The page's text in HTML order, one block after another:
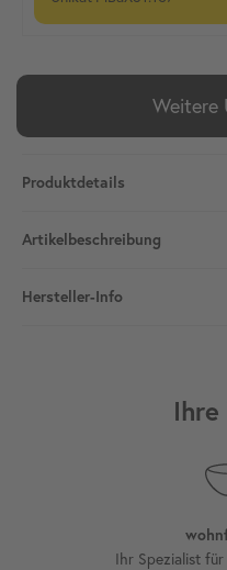
Weitere
Produktdetails
Artikelbeschreibung
Hersteller-Info
Ihr Spezialist